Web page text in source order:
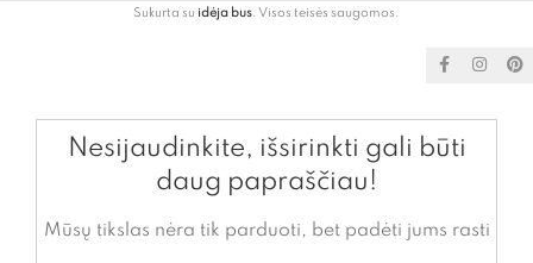
Sukurta su idėja bus. Visos teisės saugomos.
Nesijaudinkite, išsirinkti gali būti
daug papraščiau!
Mūsų tikslas nėra tik parduoti, bet padėti jums rasti